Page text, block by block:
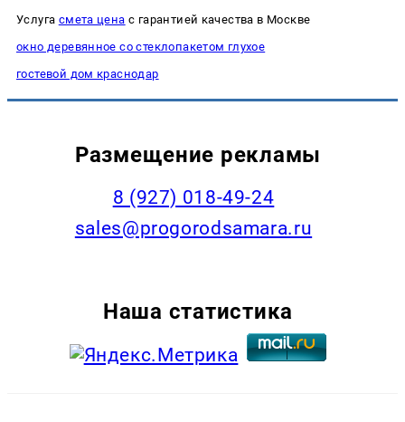
Услуга смета цена с гарантией качества в Москве
окно деревянное со стеклопакетом глухое
гостевой дом краснодар
Размещение рекламы
8 (927) 018-49-24
sales@progorodsamara.ru
Наша статистика